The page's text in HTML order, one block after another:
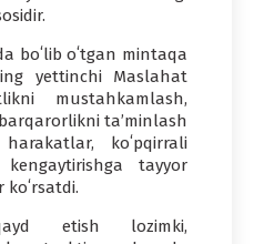
boʻlib oʻtgan mintaqa
yettinchi Maslahat
mustahkamlash,
taʼminlash
koʻpqirrali
tayyor
etish lozimki,